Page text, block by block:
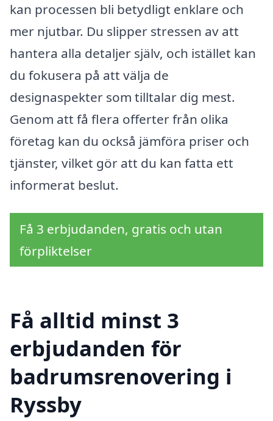
kan processen bli betydligt enklare och
mer njutbar. Du slipper stressen av att
hantera alla detaljer själv, och istället kan
du fokusera på att välja de
designaspekter som tilltalar dig mest.
Genom att få flera offerter från olika
företag kan du också jämföra priser och
tjänster, vilket gör att du kan fatta ett
informerat beslut.
Få 3 erbjudanden, gratis och utan
förpliktelser
Få alltid minst 3
erbjudanden för
badrumsrenovering i
Ryssby